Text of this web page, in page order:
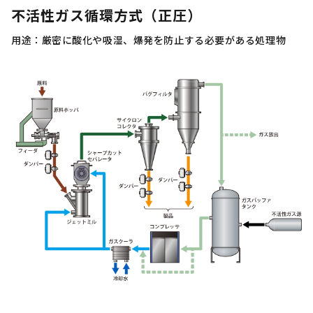
不活性ガス循環方式（正圧）
用途：厳密に酸化や吸湿、爆発を防止する必要がある処理物